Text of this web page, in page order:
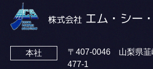
本社
〒407-0046 山梨県韮
477-1